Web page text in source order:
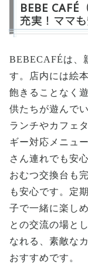
BEBE CAFÉ
充実！ママ
BEBECAFÉは、
す。店内には絵
飽きることなく
供たちが遊んで
ランチやカフェ
ギー対応メニュ
さん連れでも安
おむつ交換台も
も安心です。定
子で一緒に楽し
との交流の場と
なれる、素敵な
おすすめです。